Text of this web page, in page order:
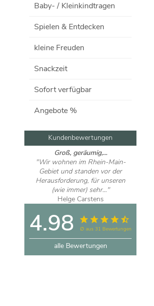
Baby- / Kleinkindtragen
Spielen & Entdecken
kleine Freuden
Snackzeit
Sofort verfügbar
Angebote %
Kundenbewertungen
Optimaler...
"Ich kann Frau Bleicher nur
zustimmen. Das Baby sollte von
Anfang an daran gewöhnt sein
im..."
Peter Grewe
4.98 ∅ aus 31 Bewertungen
alle Bewertungen